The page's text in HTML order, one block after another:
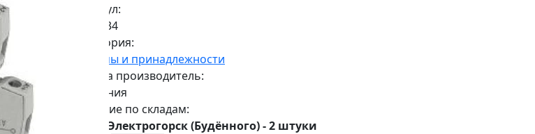
Артикул:
2966634
Категория:
Клеммы и принадлежности
Страна производитель:
Германия
Наличие по складам:
г. Электрогорск (Будённого) - 2 штуки